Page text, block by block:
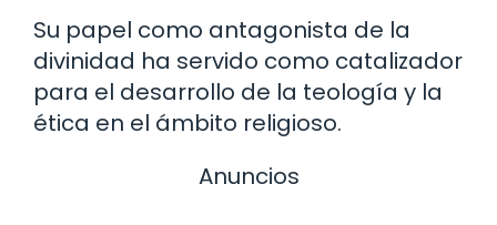
Su papel como antagonista de la
divinidad ha servido como catalizador
para el desarrollo de la teología y la
ética en el ámbito religioso.
Anuncios